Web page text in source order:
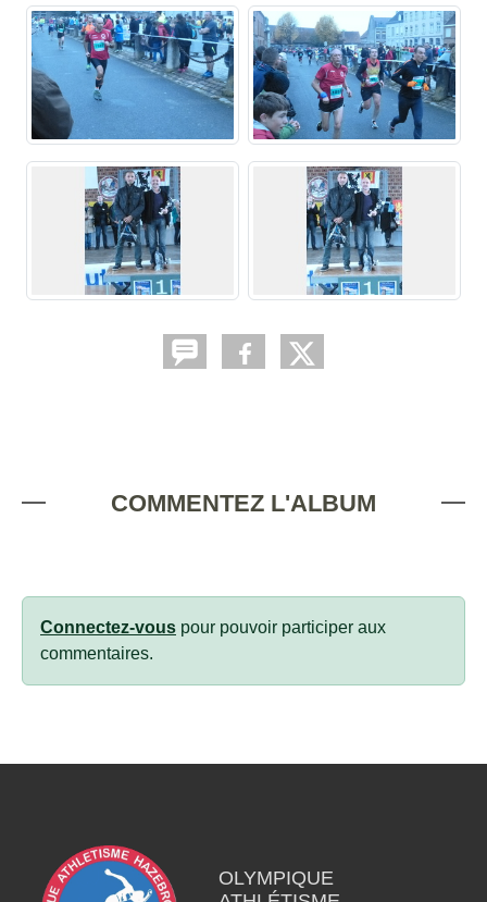
COMMENTEZ L'ALBUM
Connectez-vous pour pouvoir participer aux
commentaires.
OLYMPIQUE